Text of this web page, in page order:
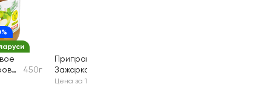
450г
Приправа MAGGI
Зажарка
Цена за 1 шт